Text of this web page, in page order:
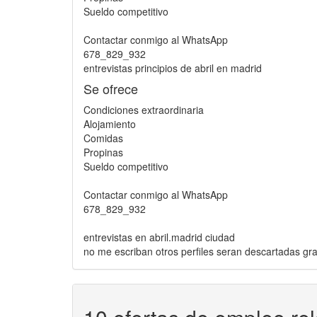
Sueldo competitivo
Contactar conmigo al WhatsApp
678_829_932
entrevistas principios de abril en madrid
Se ofrece
Condiciones extraordinaria
Alojamiento
Comidas
Propinas
Sueldo competitivo
Contactar conmigo al WhatsApp
678_829_932
entrevistas en abril.madrid ciudad
no me escriban otros perfiles seran descartadas